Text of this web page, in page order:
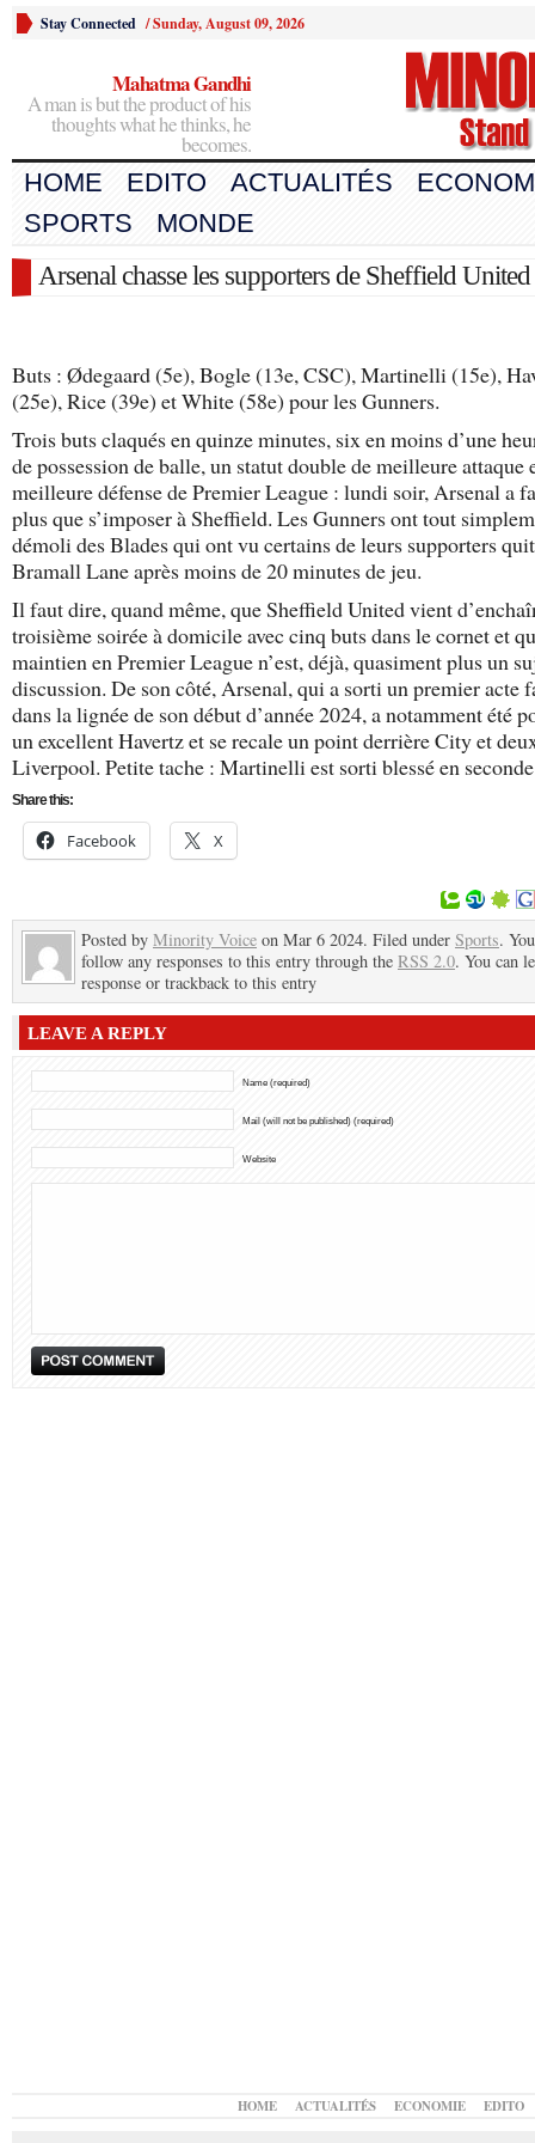
Stay Connected /Sunday, August 09, 2026
Mahatma Gandhi
A man is but the product of his
thoughts what he thinks, he
becomes.
HOME EDITO ACTUALITÉS
SPORTS
MONDE
Arsenal chasse les supporters de Sheffield United
Buts : Ødegaard (5e), Bogle (13e, CSC), Martinelli (15e),
(25e), Rice (39e) et White (58e) pour les Gunners.
Trois buts claqués en quinze minutes, six en moins d’une
de possession de balle, un statut double de meilleure attaque
meilleure défense de Premier League : lundi soir, Arsenal a
plus que s’imposer à Sheffield. Les Gunners ont tout
démoli des Blades qui ont vu certains de leurs supporters
Bramall Lane après moins de 20 minutes de jeu.
Il faut dire, quand même, que Sheffield United vient
troisième soirée à domicile avec cinq buts dans le cornet et
maintien en Premier League n’est, déjà, quasiment plus un
discussion. De son côté, Arsenal, qui a sorti un premier acte
dans la lignée de son début d’année 2024, a notamment été
un excellent Havertz et se recale un point derrière City et
Liverpool. Petite tache : Martinelli est sorti blessé en
Share this:
Facebook X
Posted by Minority Voice on Mar 6 2024. Filed under Sports.
follow any responses to this entry through the RSS 2.0. You can
response or trackback to this entry
LEAVE A REPLY
Name (required)
Mail (will not be published) (required)
Website
HOME ACTUALITÉS ECONOMIE EDITO